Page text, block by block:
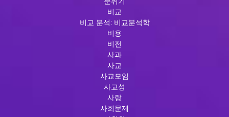
비교
비교 분석: 비교분석학
비용
비전
사과
사교
사교모임
사교성
사랑
사회문제